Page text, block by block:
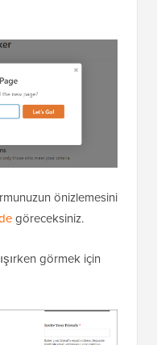
önizlemesini
göreceksiniz.
görmek için